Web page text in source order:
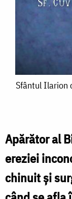
Sfântul
Nou,
egumenul
Mănăstirii
Dalmaților
Sfântul Ilarion
Apărător al
ereziei
chinuit și